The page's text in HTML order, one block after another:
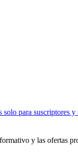
solo para suscriptores
y las ofertas